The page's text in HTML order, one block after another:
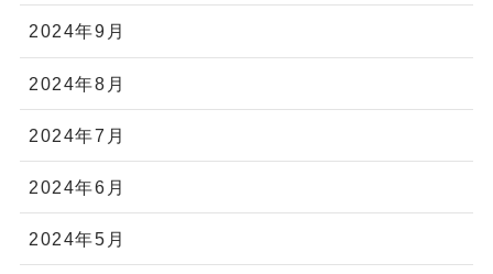
2024年9月
2024年8月
2024年7月
2024年6月
2024年5月